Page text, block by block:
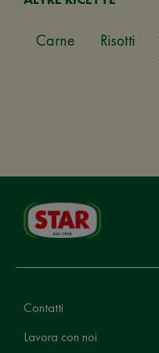
Carne Risotti
Contatti
Lavora con noi